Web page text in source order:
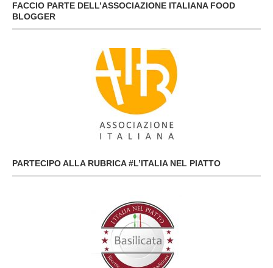
FACCIO PARTE DELL’ASSOCIAZIONE ITALIANA FOOD
BLOGGER
PARTECIPO ALLA RUBRICA #L’ITALIA NEL PIATTO